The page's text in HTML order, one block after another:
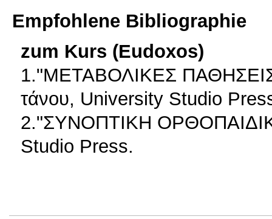
Empfohlene Bibliographie
zum Kurs (Eudoxos)
1."ΜΕΤΑΒΟΛΙΚΕΣ
τάνου, University Studio
2."ΣΥΝΟΠΤΙΚΗ
Studio Press.